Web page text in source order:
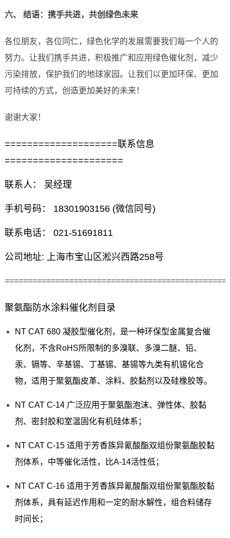
六、 结语：携手共进，共创绿色未来
各位朋友，各位同仁，绿色化学的发展需要我们每一个人的
努力。让我们携手共进，积极推广和应用绿色催化剂，减少
污染排放，保护我们的地球家园。让我们以更加环保、更加
可持续的方式，创造更加美好的未来！
谢谢大家！
====================联系信息
=====================
联系人： 吴经理
手机号码： 18301903156 (微信同号)
联系电话： 021-51691811
公司地址: 上海市宝山区淞兴西路258号
聚氨酯防水涂料催化剂目录
NT CAT 680 凝胶型催化剂，是一种环保型金属复合催
化剂，不含RoHS所限制的多溴联、多溴二醚、铅、
汞、镉等、辛基锡、丁基锡、基锡等九类有机锡化合
物，适用于聚氨酯皮革、涂料、胶黏剂以及硅橡胶等。
NT CAT C-14 广泛应用于聚氨酯泡沫、弹性体、胶黏
剂、密封胶和室温固化有机硅体系；
NT CAT C-15 适用于芳香族异氰酸酯双组份聚氨酯胶黏
剂体系，中等催化活性，比A-14活性低；
NT CAT C-16 适用于芳香族异氰酸酯双组份聚氨酯胶黏
剂体系，具有延迟作用和一定的耐水解性，组合料储存
时间长；